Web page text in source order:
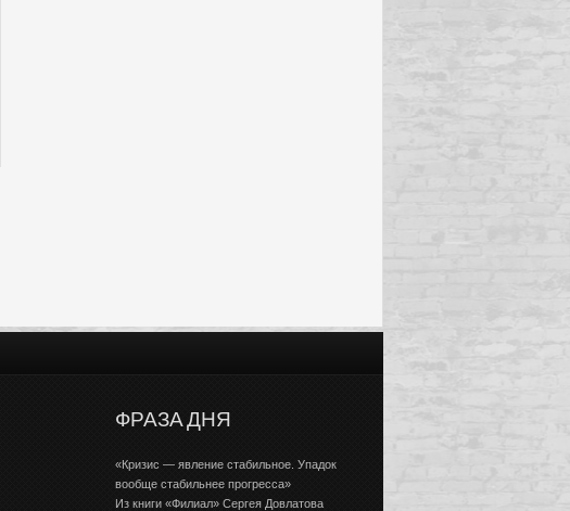
ФРАЗА ДНЯ
«Кризис — явление стабильное. Упадок
вообще стабильнее прогресса»
Из книги «Филиал» Сергея Довлатова